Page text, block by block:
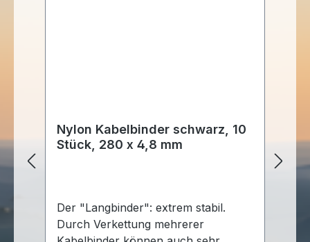
Nylon Kabelbinder schwarz, 10
Stück, 280 x 4,8 mm
Der "Langbinder": extrem stabil.
Durch Verkettung mehrerer